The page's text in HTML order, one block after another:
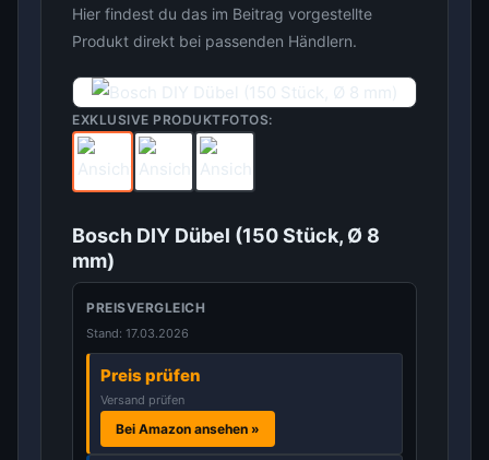
Hier findest du das im Beitrag vorgestellte
Produkt direkt bei passenden Händlern.
EXKLUSIVE PRODUKTFOTOS:
Bosch DIY Dübel (150 Stück, Ø 8
mm)
PREISVERGLEICH
Stand: 17.03.2026
Preis prüfen
Versand prüfen
Bei Amazon ansehen »